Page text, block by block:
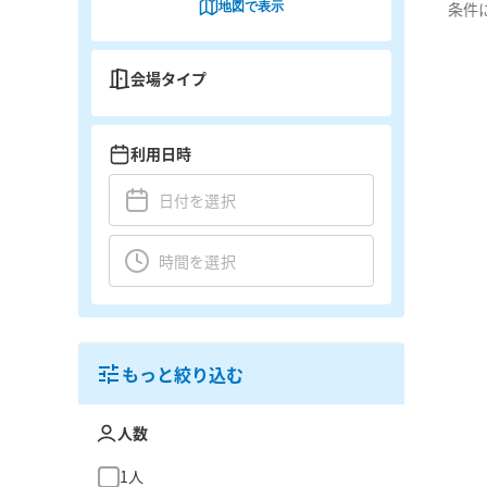
条件
地図で表示
会場タイプ
利用日時
もっと絞り込む
人数
1人